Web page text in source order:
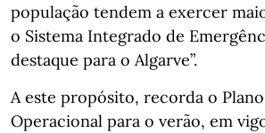
população tendem a exercer
o Sistema Integrado de
destaque para o Algarve”.
A este propósito, recorda o
Operacional para o verão, em